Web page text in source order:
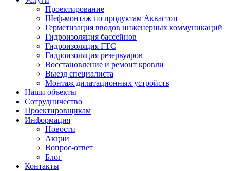
Проектирование
Шеф-монтаж по продуктам Аквастоп
Герметизация вводов инженерных коммуникаций
Гидроизоляция бассейнов
Гидроизоляция ГТС
Гидроизоляция резервуаров
Восстановление и ремонт кровли
Выезд специалиста
Монтаж дилатационных устройств
Наши объекты
Сотрудничество
Проектировщикам
Информация
Новости
Акции
Вопрос-ответ
Блог
Контакты